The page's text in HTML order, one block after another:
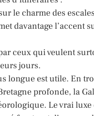
le charme des
davantage l’accent
ceux qui veulent
jours.
longue est utile. En
profonde, la
Le vrai